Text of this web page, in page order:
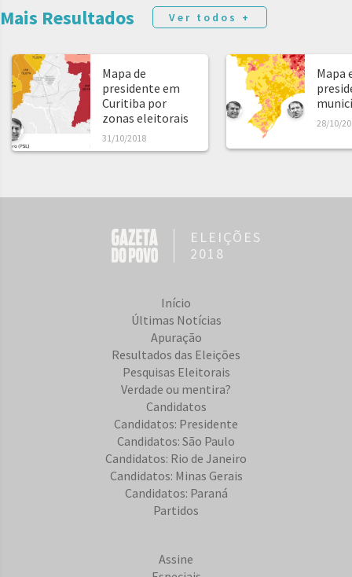
Mais Resultados Ver todos +
Mapa de
presidente em
Curitiba por
zonas eleitorais
31/10/2018
Mapa
28/10/
ELEIÇÕES
2018
Início
Últimas Notícias
Apuração
Resultados das Eleições
Pesquisas Eleitorais
Verdade ou mentira?
Candidatos
Candidatos: Presidente
Candidatos: São Paulo
Candidatos: Rio de Janeiro
Candidatos: Minas Gerais
Candidatos: Paraná
Partidos
Assine